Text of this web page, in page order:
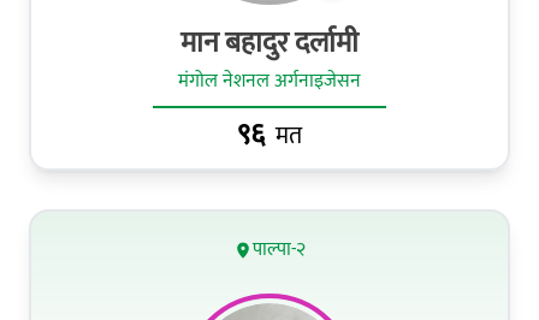
मान बहादुर दर्लामी
मंगोल नेशनल अर्गनाइजेसन
९६ मत
पाल्पा-२